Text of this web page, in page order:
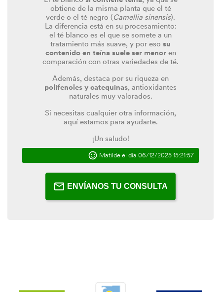
obtiene de la misma planta que el té
verde o el té negro (Camellia sinensis).
La diferencia está en su procesamiento:
el té blanco es el que se somete a un
tratamiento más suave, y por eso su
contenido en teína suele ser menoren
comparación con otras variedades de té.
Además, destaca por su riqueza en
polifenoles y catequinas, antioxidantes
naturales muy valorados.
Si necesitas cualquier otra información,
aquí estamos para ayudarte.
¡Un saludo!
Matilde el día 06/12/2025 15:21:57
ENVÍANOS TU CONSULTA